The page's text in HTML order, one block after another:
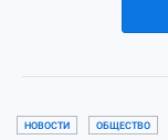
НОВОСТИ ОБЩЕСТВО